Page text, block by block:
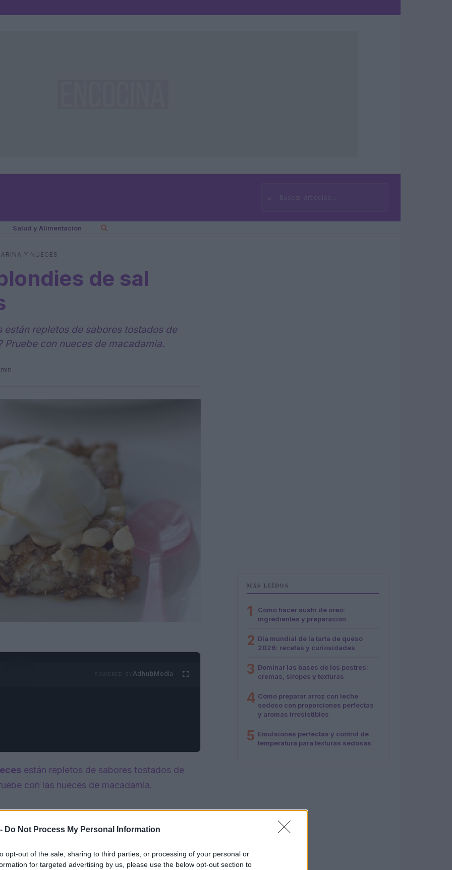
Do Not Process My Personal Information
opt-out of the sale, sharing to third parties, or processing of your personal or
for targeted advertising by us, please use the below opt-out section to
⌕Buscar
Salud y Alimentación
Y NUECES
de sal
repletos de sabores tostados de
Pruebe con nueces de macadamia.
min
AdhubMedia
están repletos de sabores tostados de
con las nueces de macadamia.
MÁS LEÍDOS
1
Cómo hacer sushi de oreo:
ingredientes y preparación
2 Día mundial de la tarta de queso
2026: recetas y curiosidades
3 Dominar las bases de los postres:
cremas, siropes y texturas
4 Cómo preparar arroz con leche
sedoso con proporciones perfectas
y aromas irresistibles
5 Emulsiones perfectas y control de
temperatura para texturas sedosas